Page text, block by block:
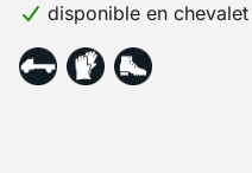
disponible en